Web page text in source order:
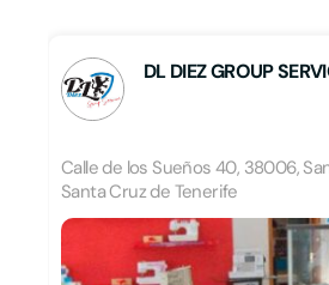
DL DIEZ GROUP
Calle de los Sueños 40, 38006,
Santa Cruz de Tenerife